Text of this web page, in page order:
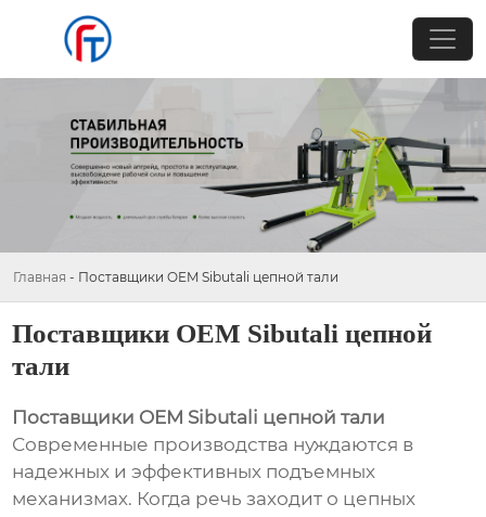
Главная - Поставщики OEM Sibutali цепной тали
Поставщики OEM Sibutali цепной
тали
Поставщики OEM Sibutali цепной тали
Современные производства нуждаются в
надежных и эффективных подъемных
механизмах. Когда речь заходит о цепных